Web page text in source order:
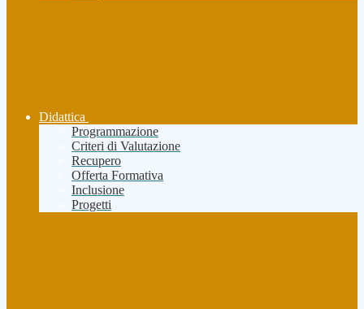
Didattica
Programmazione
Criteri di Valutazione
Recupero
Offerta Formativa
Inclusione
Progetti